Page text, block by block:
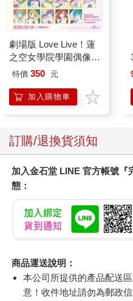
劇場版 Love Live！蓮
之空女學院學園偶像俱
樂部 Bloom Garden
特價 350 元
加入購物車
訂購/退換貨須知
加入金石堂 LINE 官方帳號『
態：
商品運送說明：
本公司所提供的產品配送
意！收件地址請勿為郵政信